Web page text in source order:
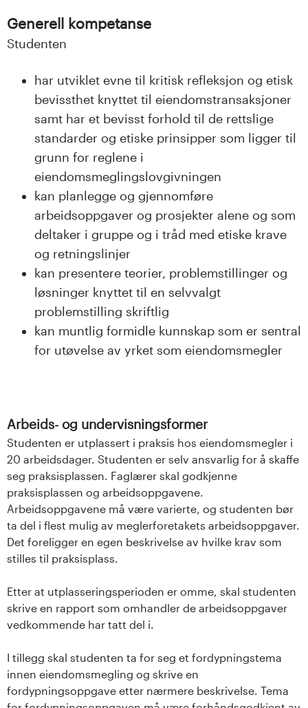
Generell kompetanse
Studenten
har utviklet evne til kritisk refleksjon og etisk
bevissthet knyttet til eiendomstransaksjoner
samt har et bevisst forhold til de rettslige
standarder og etiske prinsipper som ligger til
grunn for reglene i
eiendomsmeglingslovgivningen
kan planlegge og gjennomføre
arbeidsoppgaver og prosjekter alene og som
deltaker i gruppe og i tråd med etiske krave
og retningslinjer
kan presentere teorier, problemstillinger og
løsninger knyttet til en selvvalgt
problemstilling skriftlig
kan muntlig formidle kunnskap som er sentral
for utøvelse av yrket som eiendomsmegler
Arbeids- og undervisningsformer
Studenten er utplassert i praksis hos eiendomsmegler i
20 arbeidsdager. Studenten er selv ansvarlig for å skaffe
seg praksisplassen. Faglærer skal godkjenne
praksisplassen og arbeidsoppgavene.
Arbeidsoppgavene må være varierte, og studenten bør
ta del i flest mulig av meglerforetakets arbeidsoppgaver.
Det foreligger en egen beskrivelse av hvilke krav som
stilles til praksisplass.
Etter at utplasseringsperioden er omme, skal studenten
skrive en rapport som omhandler de arbeidsoppgaver
vedkommende har tatt del i.
I tillegg skal studenten ta for seg et fordypningstema
innen eiendomsmegling og skrive en
fordypningsoppgave etter nærmere beskrivelse. Tema